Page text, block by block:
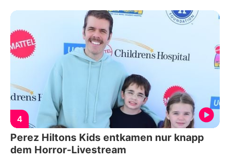
4
Perez Hiltons Kids entkamen nur knapp
dem Horror-Livestream